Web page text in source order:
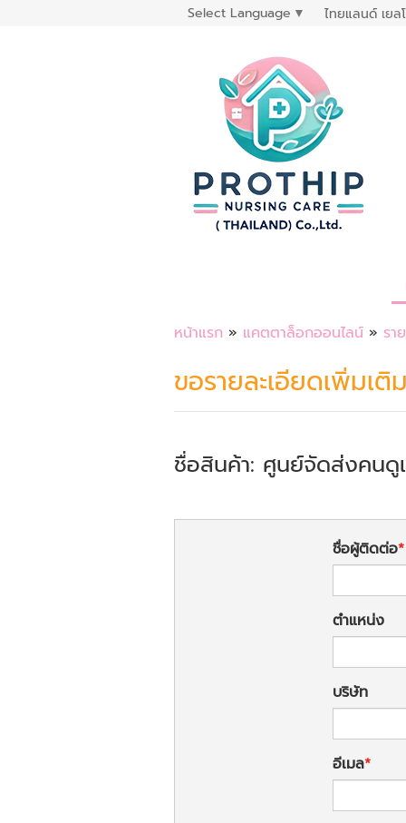
Select Language ▼ ไทยแลนด์ เยล
หน้าแรก » แคตตาล็อกออนไลน์ » รา
ขอรายละเอียดเพิ่มเติม
ชื่อสินค้า: ศูนย์จัดส่งคนดู
ชื่อผู้ติดต่อ
ตำแหน่ง
บริษัท
อีเมล